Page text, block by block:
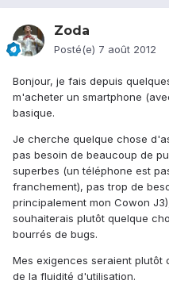
Zoda
Posté(e) 7 août 2012
Bonjour, je fais depuis
m'acheter un smartphone
basique.
Je cherche quelque chose
pas besoin de beaucoup de
superbes (un téléphone est
franchement), pas trop de
principalement mon Cowon
souhaiterais plutôt quelque
bourrés de bugs.
Mes exigences seraient plutôt
de la fluidité d'utilisation.